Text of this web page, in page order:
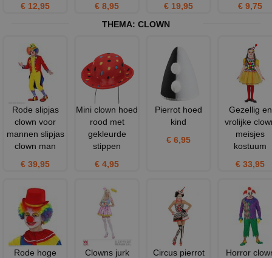
€ 12,95
€ 8,95
€ 19,95
€ 9,75
THEMA: CLOWN
Rode slipjas
clown voor
mannen slipjas
clown man
€ 39,95
Mini clown hoed
rood met
gekleurde
stippen
€ 4,95
Pierrot hoed
kind
€ 6,95
Gezellig en
vrolijke
meisjes
kostuum
€ 33,95
Rode hoge
Clowns jurk
Circus pierrot
Horror